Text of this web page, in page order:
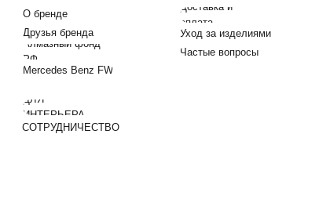
Алмазный фонд
РФ
Друзья бренда
О бренде
Mercedes Benz FW
ДЛЯ
ИНТЕРЬЕРА
Частые вопросы
Уход за изделиями
Доставка и
оплата
СОТРУДНИЧЕСТВО